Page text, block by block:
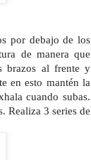
por debajo de los
de manera que
brazos al frente y
en esto mantén la
cuando subas.
Realiza 3 series de